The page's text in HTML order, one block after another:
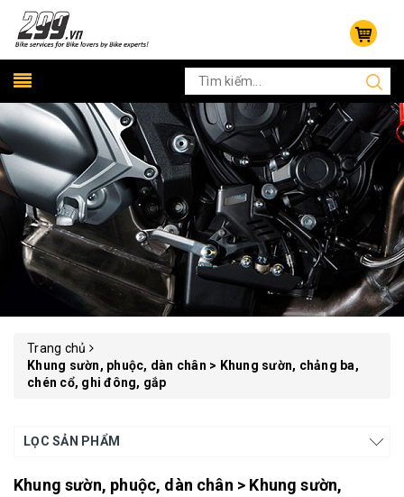
Trang chủ
Khung sườn, phuộc, dàn chân > Khung sườn, chảng ba,
chén cổ, ghi đông, gắp
LỌC SẢN PHẨM
Khung sườn, phuộc, dàn chân > Khung sườn,